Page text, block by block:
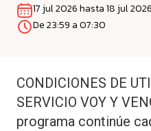
17 jul 2026 hasta 18 jul 2026
De 23:59 a 07:30
CONDICIONES DE
SERVICIO VOY Y
programa continúe